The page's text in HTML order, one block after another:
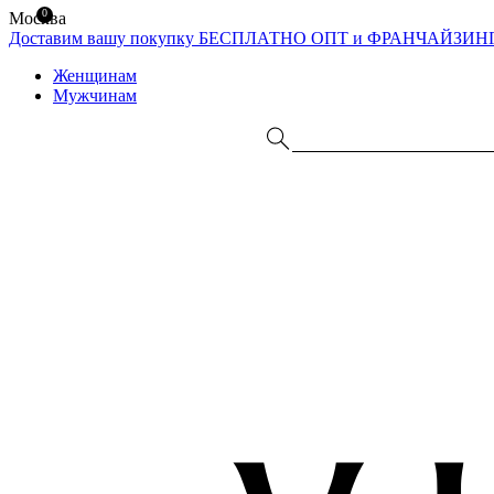
Москва
Доставим вашу покупку БЕСПЛАТНО ОПТ и
Женщинам
Мужчинам
0